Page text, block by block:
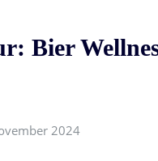
Bier
2024